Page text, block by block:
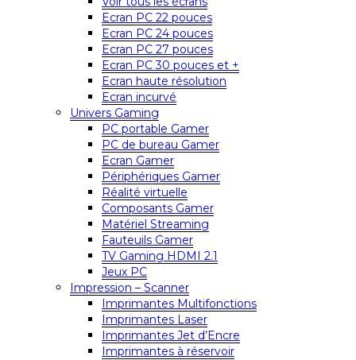
Ecran PC 22 pouces
Ecran PC 24 pouces
Ecran PC 27 pouces
Ecran PC 30 pouces et +
Ecran haute résolution
Ecran incurvé
Univers Gaming
PC portable Gamer
PC de bureau Gamer
Ecran Gamer
Périphériques Gamer
Réalité virtuelle
Composants Gamer
Matériel Streaming
Fauteuils Gamer
TV Gaming HDMI 2.1
Jeux PC
Impression – Scanner
Imprimantes Multifonctions
Imprimantes Laser
Imprimantes Jet d’Encre
Imprimantes à réservoir